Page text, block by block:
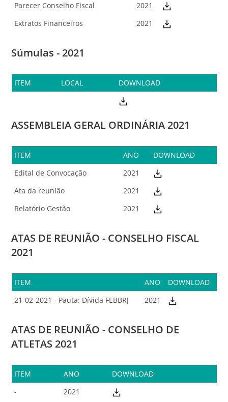
Parecer Conselho Fiscal
2021
Extratos Financeiros
2021
Súmulas - 2021
ITEM LOCAL DOWNLOAD
ASSEMBLEIA GERAL ORDINÁRIA 2021
ITEM ANO
DOWNLOAD
Edital de Convocação
2021
Ata da reunião
2021
Relatório Gestão
2021
ATAS DE REUNIÃO - CONSELHO FISCAL
2021
ITEM ANO
DOWNLOAD
21-02-2021 - Pauta: Dívida FEBBRJ
2021
ATAS DE REUNIÃO - CONSELHO DE
ATLETAS 2021
ITEM ANO
DOWNLOAD
-
2021